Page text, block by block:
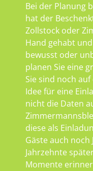
Bei der Planung
hat der
Zollstock oder
Hand gehabt
bewusst oder
planen Sie eine
Sie sind noch
Idee für eine
nicht die Daten
diese als
Gäste auch noch
Jahrzehnte
Momente